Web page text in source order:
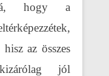
hogy a
az összes
jól